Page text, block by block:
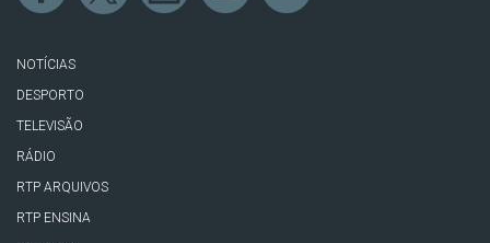
NOTÍCIAS
DESPORTO
TELEVISÃO
RÁDIO
RTP ARQUIVOS
RTP ENSINA